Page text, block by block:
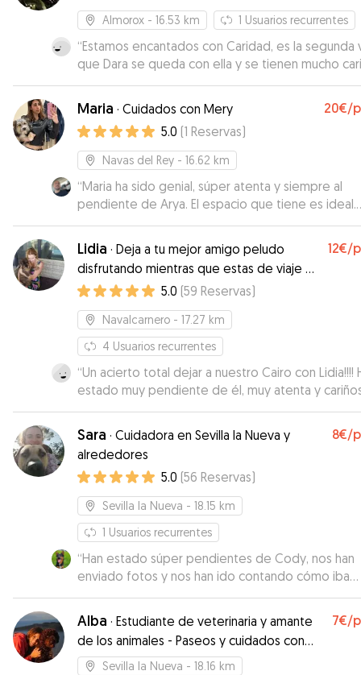
Almorox - 16.53 km 1 Usuarios recurrentes
“Estamos encantados con Caridad, es la segunda
que Dara se queda con ella y se tienen mucho
Saber que está con ella nos da mucha
que la cuidad de manera inmejorable 😃
Maria · Cuidados con Mery 20€/
5.0 (1 Reservas)
Navas del Rey - 16.62 km
“Maria ha sido genial, súper atenta y siempre al
pendiente de Arya. El espacio que tiene es ideal.
Gracias!”
Lidia · Deja a tu mejor amigo peludo
disfrutando mientras que estas de viaje o
vacaciones
12€/
5.0 (59 Reservas)
Navalcarnero - 17.27 km
4 Usuarios recurrentes
“Un acierto total dejar a nuestro Cairo con Lidia!!!!
estado muy pendiente de él, muy atenta y
ganándose su confianza; nos ha mandado
con fotos y vídeos cada día. Tiene una finca grande
donde los perros pueden pasear y jugar felices.
sido la primera vez cuidando a nuestro perro, pero
será la última. Muchas gracias Lidia!!!
Sara · Cuidadora en Sevilla la Nueva y
alrededores
8€/
5.0 (56 Reservas)
Sevilla la Nueva - 18.15 km
1 Usuarios recurrentes
“Han estado súper pendientes de Cody, nos han
enviado fotos y nos han ido contando cómo iba
actuando. Se acercaron hasta donde
para recogerle. Ha sido un placer ☺️
Alba · Estudiante de veterinaria y amante
de los animales - Paseos y cuidados con
experiencia y cariño 🐾
7€/
Sevilla la Nueva - 18.16 km